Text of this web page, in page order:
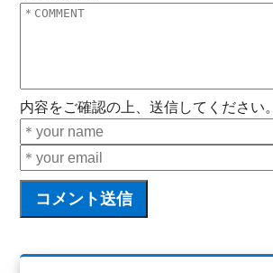
内容をご確認の上、送信してください。